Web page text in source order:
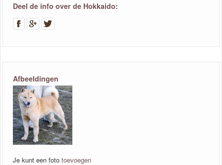
Deel de info over de Hokkaido:
Afbeeldingen
Je kunt een foto toevoegen